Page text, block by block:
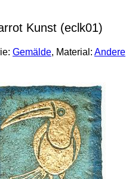
Kunst (eclk01)
Gemälde, Material: Andere